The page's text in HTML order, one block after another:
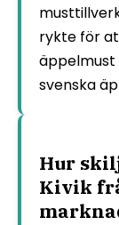
rykte för
äppelmust
svenska
Hur
Kivik